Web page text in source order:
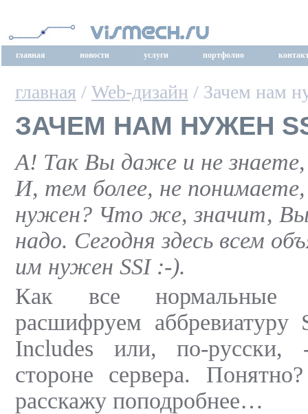
главная новости услуги портфолио
главная / Web-дизайн / Зачем нам
ЗАЧЕМ НАМ НУЖЕН
А! Так Вы даже и не
И, тем более, не
нужен? Что же, значит, Вы
надо. Сегодня здесь всем
им нужен SSI :-).
Как все нормальные
расшифруем
Includes или, по-
стороне сервера.
расскажу поподробнее…